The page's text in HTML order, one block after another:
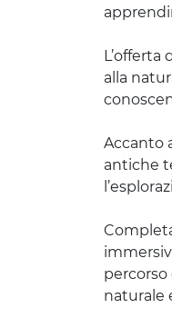
L’offerta
alla
Accanto
antiche
naturale